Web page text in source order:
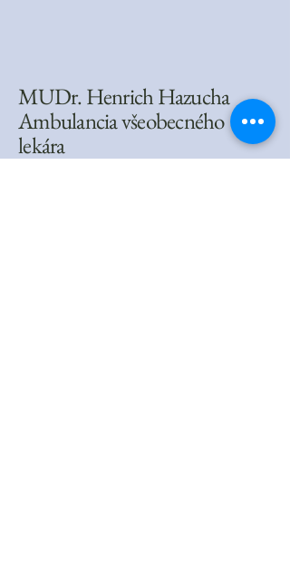
MUDr. Henrich Hazucha
Ambulancia všeobecného
lekára